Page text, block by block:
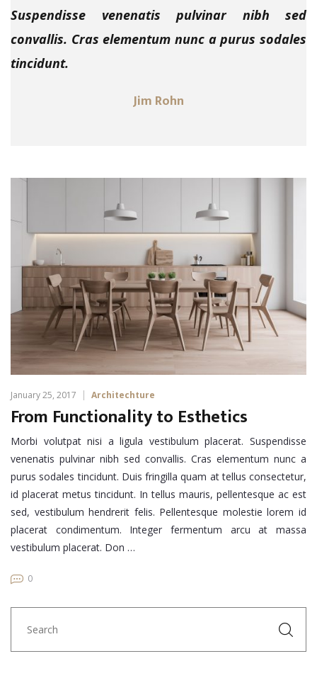
Suspendisse venenatis pulvinar nibh sed
convallis. Cras elementum nunc a purus sodales
tincidunt.
Jim Rohn
January 25, 2017 Architechture
From Functionality to Esthetics
Morbi volutpat nisi a ligula vestibulum placerat. Suspendisse
venenatis pulvinar nibh sed convallis. Cras elementum nunc a
purus sodales tincidunt. Duis fringilla quam at tellus consectetur,
id placerat metus tincidunt. In tellus mauris, pellentesque ac est
sed, vestibulum hendrerit felis. Pellentesque molestie lorem id
placerat condimentum. Integer fermentum arcu at massa
vestibulum placerat. Don …
0